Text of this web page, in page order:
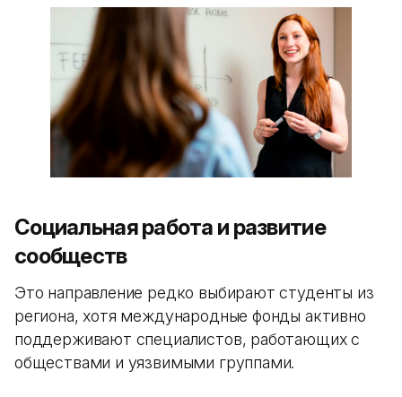
Социальная работа и развитие
сообществ
Это направление редко выбирают студенты из
региона, хотя международные фонды активно
поддерживают специалистов, работающих с
обществами и уязвимыми группами.